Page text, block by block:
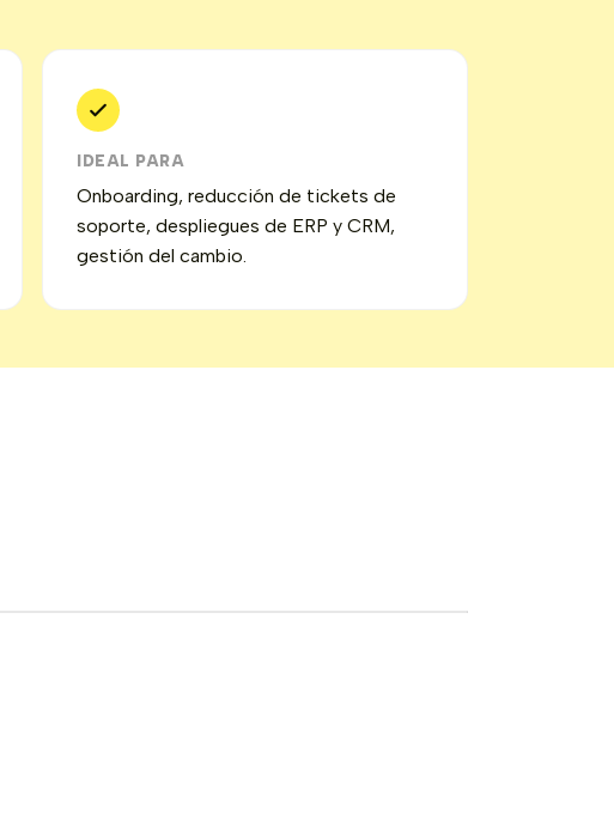
IDEAL PARA
Onboarding, reducción de tickets de
soporte, despliegues de ERP y CRM,
gestión del cambio.